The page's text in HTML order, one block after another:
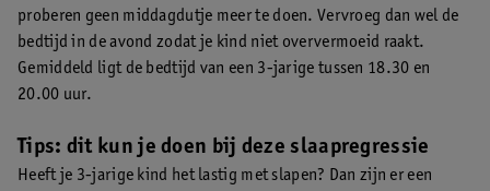
proberen geen middagdutje meer te doen. Vervroeg dan wel de
bedtijd in de avond zodat je kind niet oververmoeid raakt.
Gemiddeld ligt de bedtijd van een 3-jarige tussen 18.30 en
20.00 uur.
Tips: dit kun je doen bij deze slaapregressie
Heeft je 3-jarige kind het lastig met slapen? Dan zijn er een